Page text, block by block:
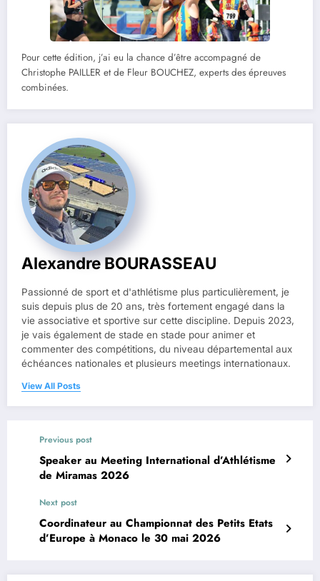
Pour cette édition, j’ai eu la chance d’être accompagné de
Christophe PAILLER et de Fleur BOUCHEZ, experts des épreuves
combinées.
Alexandre BOURASSEAU
Passionné de sport et d'athlétisme plus particulièrement, je
suis depuis plus de 20 ans, très fortement engagé dans la
vie associative et sportive sur cette discipline. Depuis 2023,
je vais également de stade en stade pour animer et
commenter des compétitions, du niveau départemental aux
échéances nationales et plusieurs meetings internationaux.
View All Posts
Previous post
Speaker au Meeting International d’Athlétisme
de Miramas 2026
Next post
Coordinateur au Championnat des Petits Etats
d’Europe à Monaco le 30 mai 2026